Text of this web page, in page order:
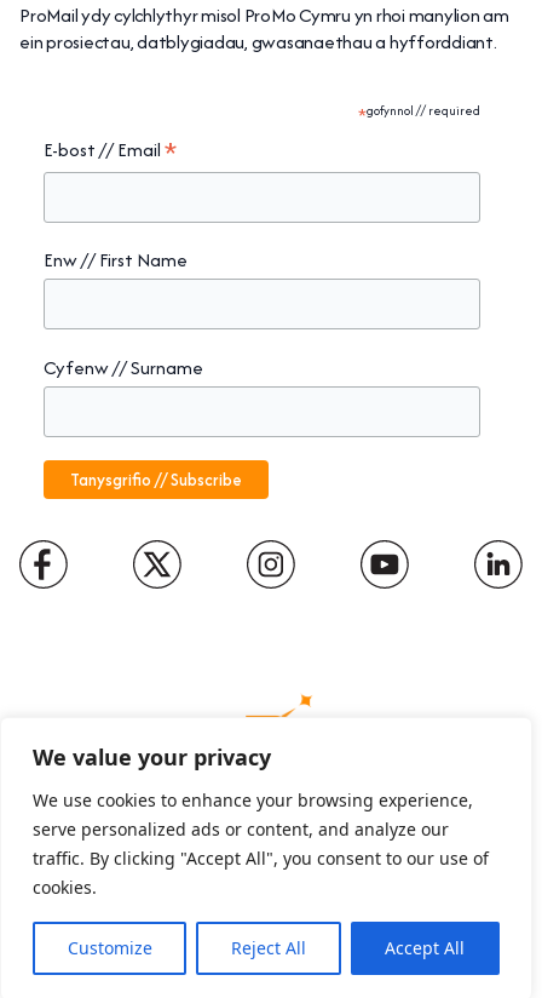
We value your privacy
We use cookies to enhance your browsing experience,
serve personalized ads or content, and analyze our
traffic. By clicking "Accept All", you consent to our use of
cookies.
Customize Reject All Accept All
ProMail ydy cylchlythyr misol ProMo Cymru yn rhoi manylion am
ein prosiectau, datblygiadau, gwasanaethau a hyfforddiant.
*gofynnol // required
E-bost // Email*
Enw // First Name
Cyfenw // Surname
Charity number: 1094652
English Cymraeg